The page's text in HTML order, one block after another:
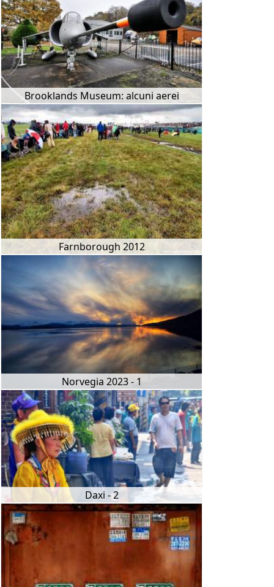
Brooklands Museum: alcuni aerei
Farnborough 2012
Norvegia 2023 - 1
Daxi - 2